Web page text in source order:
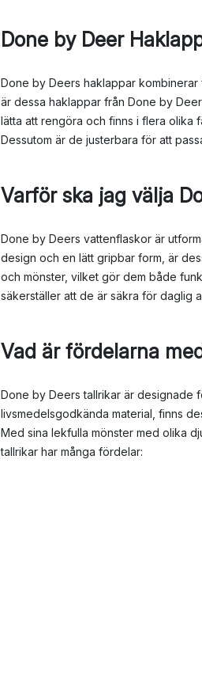
Done by Deer
Done by Deers haklappar
är dessa haklappar från Done by
lätta att rengöra och finns i flera olika
Dessutom är de justerbara för att
Varför ska jag välja
Done by Deers vattenflaskor är
design och en lätt gripbar form, är
och mönster, vilket gör dem både
säkerställer att de är säkra för daglig
Vad är fördelarna
Done by Deers tallrikar är designade
livsmedelsgodkända material, finns
Med sina lekfulla mönster med olika
tallrikar har många fördelar: